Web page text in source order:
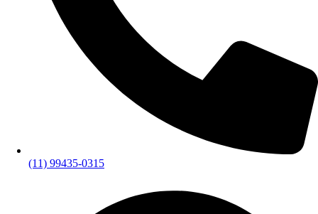
(11) 99435-0315